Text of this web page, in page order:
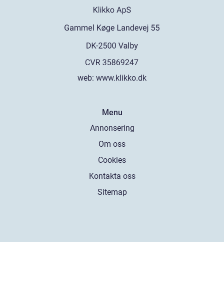
web: www.klikko.dk
Menu
Annonsering
Om oss
Cookies
Kontakta oss
Sitemap